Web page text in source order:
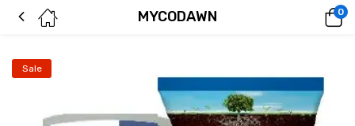
MYCODAWN 0
Sale